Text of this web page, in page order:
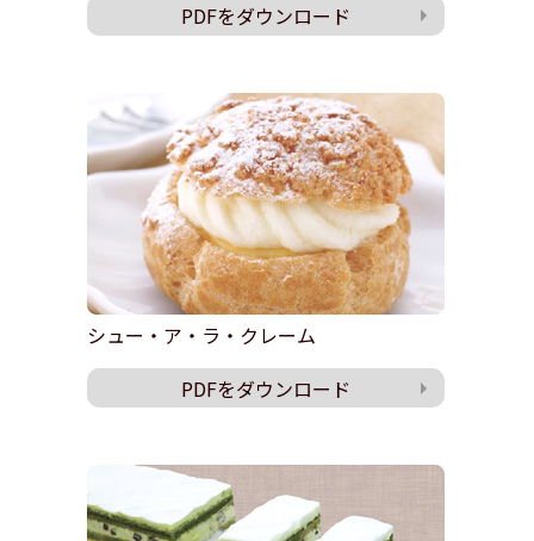
PDFをダウンロード
シュー・ア・ラ・クレーム
PDFをダウンロード